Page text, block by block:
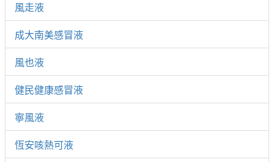
風走液
成大南美感冒液
風也液
健民健康感冒液
寧風液
恆安咳熱可液